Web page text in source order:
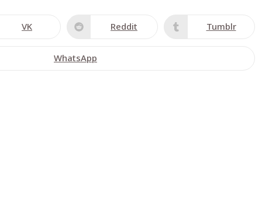
VK Reddit Tumblr
WhatsApp